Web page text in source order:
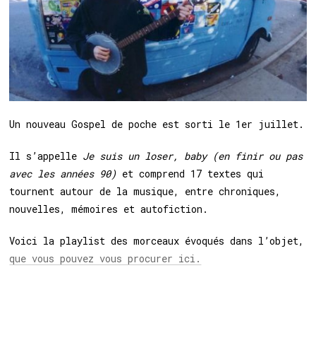
Un nouveau Gospel de poche est sorti le 1er juillet.
Il s’appelle Je suis un loser, baby (en finir ou pas
avec les années 90) et comprend 17 textes qui
tournent autour de la musique, entre chroniques,
nouvelles, mémoires et autofiction.
Voici la playlist des morceaux évoqués dans l’objet,
que vous pouvez vous procurer ici.